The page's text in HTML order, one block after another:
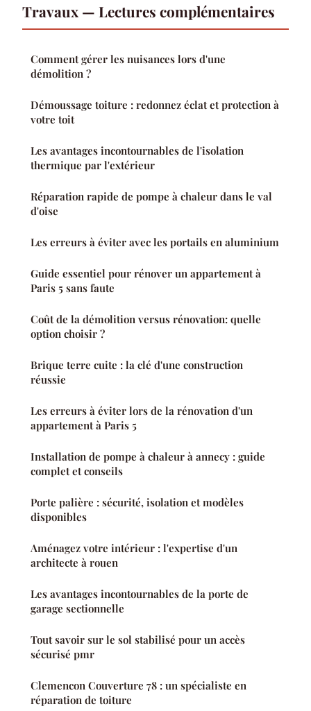
Travaux — Lectures complémentaires
Comment gérer les nuisances lors d'une
démolition ?
Démoussage toiture : redonnez éclat et protection à
votre toit
Les avantages incontournables de l'isolation
thermique par l'extérieur
Réparation rapide de pompe à chaleur dans le val
d'oise
Les erreurs à éviter avec les portails en aluminium
Guide essentiel pour rénover un appartement à
Paris 5 sans faute
Coût de la démolition versus rénovation: quelle
option choisir ?
Brique terre cuite : la clé d'une construction
réussie
Les erreurs à éviter lors de la rénovation d'un
appartement à Paris 5
Installation de pompe à chaleur à annecy : guide
complet et conseils
Porte palière : sécurité, isolation et modèles
disponibles
Aménagez votre intérieur : l'expertise d'un
architecte à rouen
Les avantages incontournables de la porte de
garage sectionnelle
Tout savoir sur le sol stabilisé pour un accès
sécurisé pmr
Clemencon Couverture 78 : un spécialiste en
réparation de toiture